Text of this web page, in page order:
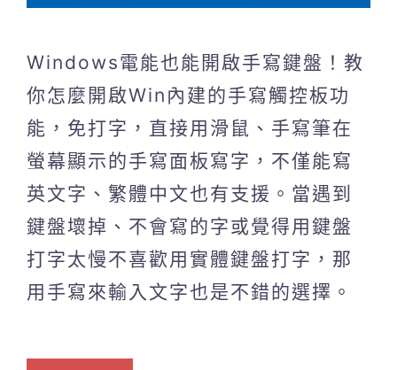
Windows電能也能開啟手寫鍵盤！教
你怎麼開啟Win內建的手寫觸控板功
能，免打字，直接用滑鼠、手寫筆在
螢幕顯示的手寫面板寫字，不僅能寫
英文字、繁體中文也有支援。當遇到
鍵盤壞掉、不會寫的字或覺得用鍵盤
打字太慢不喜歡用實體鍵盤打字，那
用手寫來輸入文字也是不錯的選擇。